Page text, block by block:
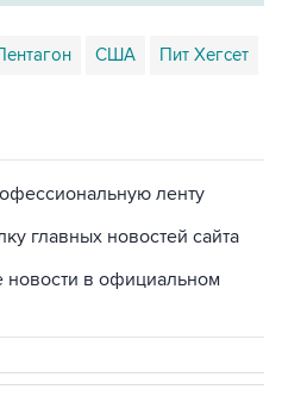
США Пит Хегсет
ленту
главных новостей сайта
новости в официальном